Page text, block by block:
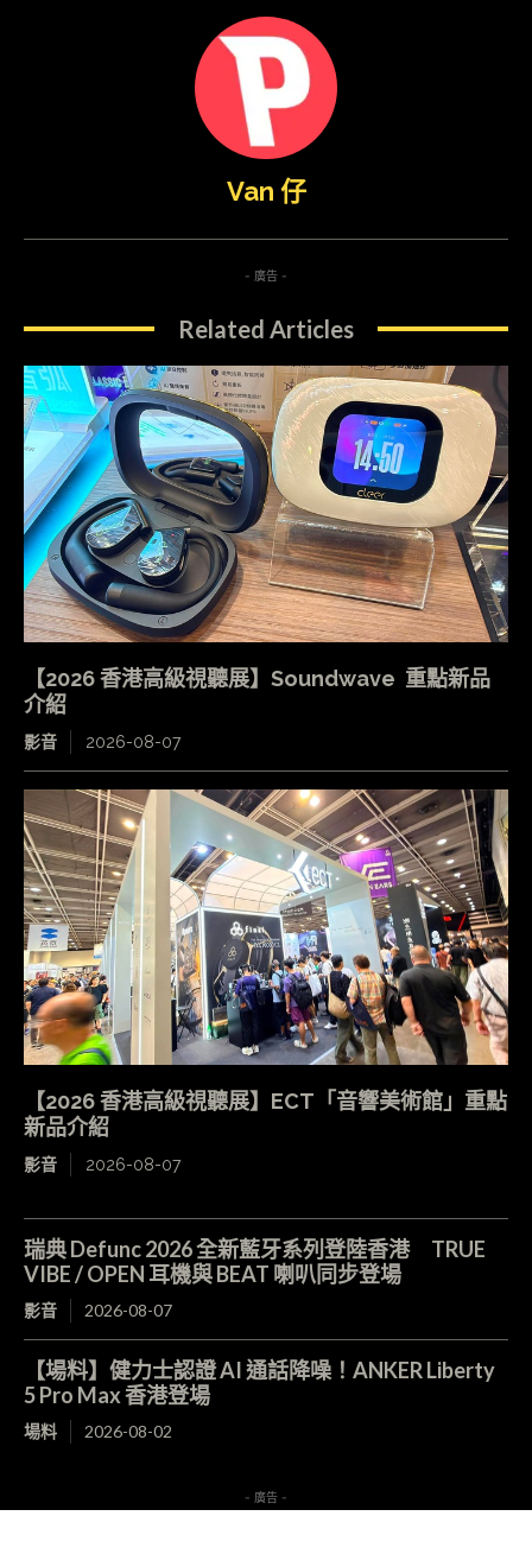
Van 仔
- 廣告 -
Related Articles
【2026 香港高級視聽展】Soundwave 重點新品
介紹
影音 2026-08-07
【2026 香港高級視聽展】ECT「音響美術館」重點
新品介紹
影音 2026-08-07
瑞典 Defunc 2026 全新藍牙系列登陸香港 TRUE
VIBE / OPEN 耳機與 BEAT 喇叭同步登場
影音 2026-08-07
【場料】健力士認證 AI 通話降噪！ANKER Liberty
5 Pro Max 香港登場
場料 2026-08-02
- 廣告 -